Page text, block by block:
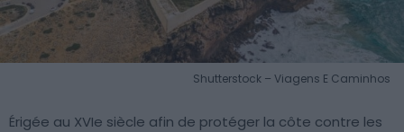
Shutterstock – Viagens E Caminhos
Érigée au XVIe siècle afin de protéger la côte contre les